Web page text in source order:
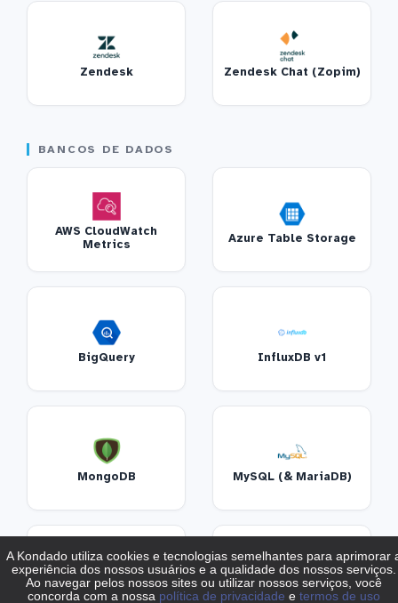
Zendesk Zendesk Chat (Zopim)
BANCOS DE DADOS
AWS CloudWatch
Metrics
Azure Table Storage
BigQuery InfluxDB v1
MongoDB MySQL (& MariaDB)
Oracle PostgreSQL